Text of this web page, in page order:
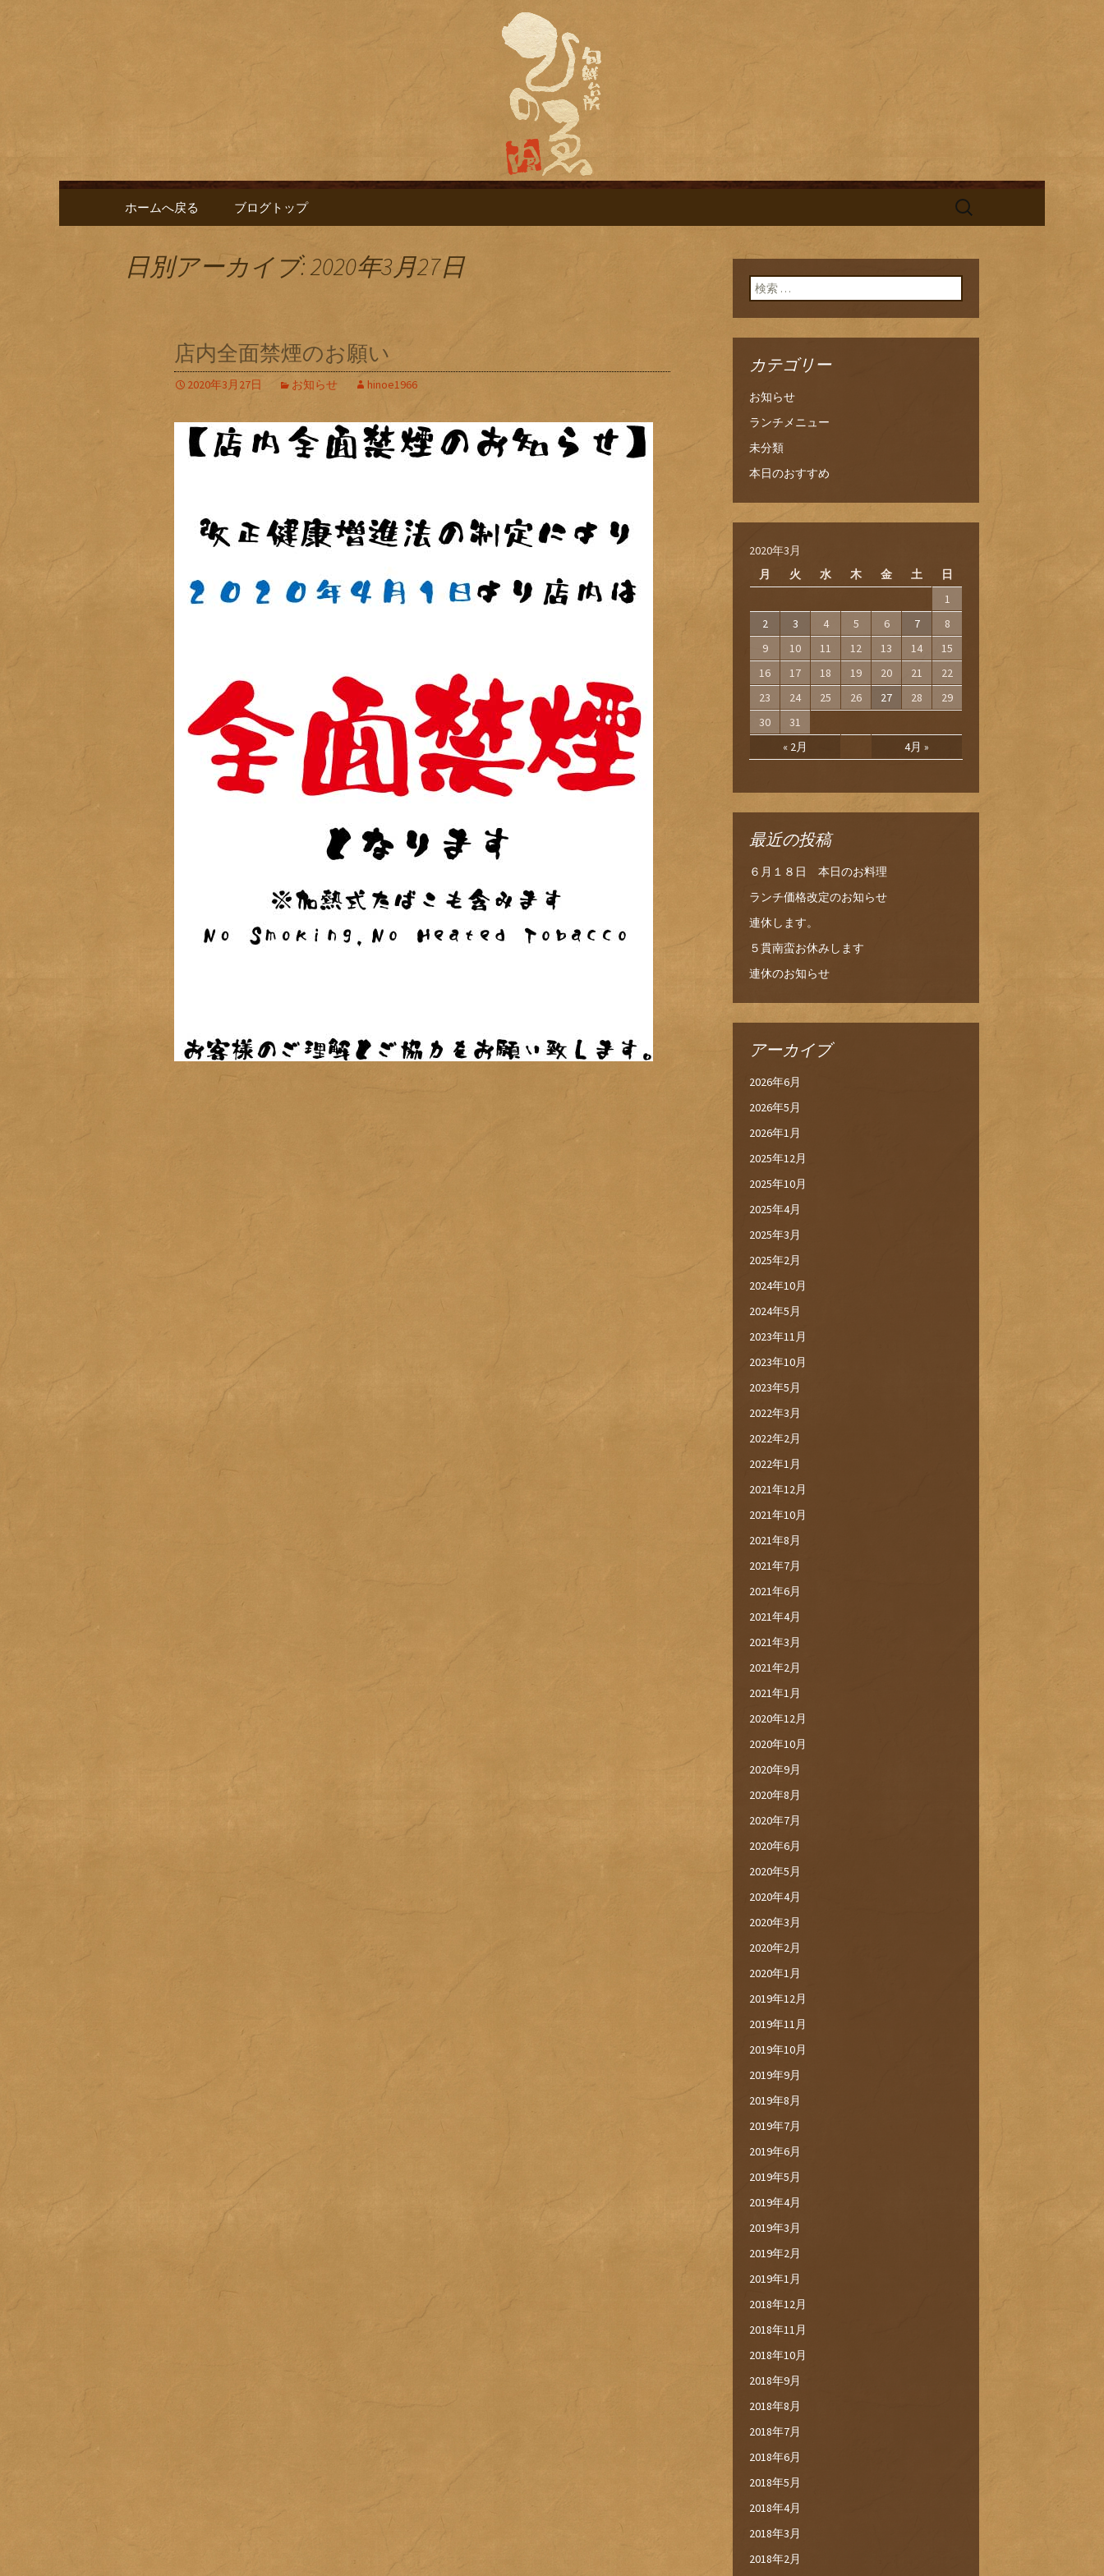
名古屋市栄にある居酒屋「旬鮮台所ひの
ゑ」のブログ
名古屋市栄にある居酒屋「旬鮮台所ひのゑ（ひのえ）」。豊富な焼酎と海鮮料理を中心とした、お酒
に合う肴を楽しめるお店です。季節で変わるおすすめメニューや日替わりランチの新着情報を随時更
コンテンツへ移動
ホームへ戻る ブログトップ
検
日別アーカイブ: 2020年3月27日
店内全面禁煙のお願い
2020年3月27日 お知らせ hinoe1966
検索:
カテゴリー
お知らせ
ランチメニュー
未分類
本日のおすすめ
2020年3月
月
火 水 木 金 土 日
« 2月 4月 »
1
2
3 4 5 6 7
8
9
10 11 12 13 14
15
16
17 18 19 20 21
22
23
24 25 26 27 28
29
30
31
最近の投稿
６月１８日 本日のお料理
ランチ価格改定のお知らせ
連休します。
５貫南蛮お休みします
連休のお知らせ
アーカイブ
2026年6月
2026年5月
2026年1月
2025年12月
2025年10月
2025年4月
2025年3月
2025年2月
2024年10月
2024年5月
2023年11月
2023年10月
2023年5月
2022年3月
2022年2月
2022年1月
2021年12月
2021年10月
2021年8月
2021年7月
2021年6月
2021年4月
2021年3月
2021年2月
2021年1月
2020年12月
2020年10月
2020年9月
2020年8月
2020年7月
2020年6月
2020年5月
2020年4月
2020年3月
2020年2月
2020年1月
2019年12月
2019年11月
2019年10月
2019年9月
2019年8月
2019年7月
2019年6月
2019年5月
2019年4月
2019年3月
2019年2月
2019年1月
2018年12月
2018年11月
2018年10月
2018年9月
2018年8月
2018年7月
2018年6月
2018年5月
2018年4月
2018年3月
2018年2月